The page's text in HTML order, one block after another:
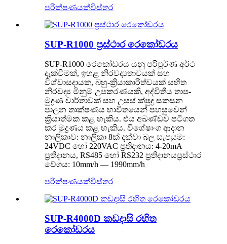
පරීක්ෂණයක්විස්තර
SUP-R1000 ප්‍රස්ථාර රෙකෝඩරය
SUP-R1000 රෙකෝඩරය යනු පරිපූර්ණ අර්ථ
දැක්වීමක්, ඉහළ නිරවද්‍යතාවයක් සහ
විශ්වාසදායක, බහු-ක්‍රියාකාරීත්වයක් සහිත
නිරවද්‍ය මිනුම් උපකරණයකි, අද්විතීය තාප-
මුද්‍රණ වාර්තාවක් සහ උසස් ක්ෂුද්‍ර සකසන
පාලන තාක්ෂණය භාවිතයෙන් පහසුවෙන්
ක්‍රියාත්මක කළ හැකිය. එය අඛණ්ඩව පටිගත
කර මුද්‍රණය කළ හැකිය. විශේෂාංග ආදාන
නාලිකාව: නාලිකා 8ක් දක්වා බල සැපයුම:
24VDC හෝ 220VAC ප්‍රතිදානය: 4-20mA
ප්‍රතිදානය, RS485 හෝ RS232 ප්‍රතිදානයප්‍රස්ථාර
වේගය: 10mm/h — 1990mm/h
පරීක්ෂණයක්විස්තර
SUP-R4000D කඩදාසි රහිත
රෙකෝඩරය